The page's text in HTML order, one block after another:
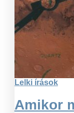
Lelki írások
Amikor